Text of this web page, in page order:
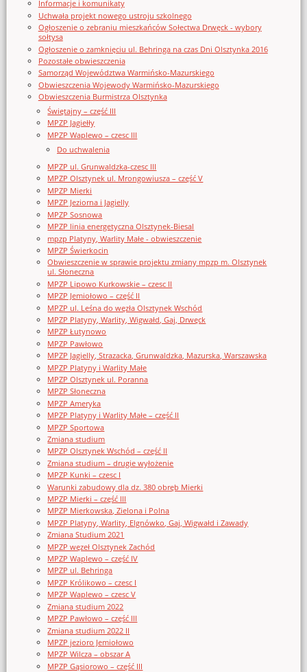
Informacje i komunikaty
Uchwała projekt nowego ustroju szkolnego
Ogłoszenie o zebraniu mieszkańców Sołectwa Drwęck - wybory
sołtysa
Ogłoszenie o zamknięciu ul. Behringa na czas Dni Olsztynka 2016
Pozostałe obwieszczenia
Samorząd Województwa Warmińsko-Mazurskiego
Obwieszczenia Wojewody Warmińsko-Mazurskiego
Obwieszczenia Burmistrza Olsztynka
Świętajny – część III
MPZP Jagiełły
MPZP Waplewo – czesc III
Do uchwalenia
MPZP ul. Grunwaldzka-czesc III
MPZP Olsztynek ul. Mrongowiusza – część V
MPZP Mierki
MPZP Jeziorna i Jagielly
MPZP Sosnowa
MPZP linia energetyczna Olsztynek-Biesal
mpzp Platyny, Warlity Małe - obwieszczenie
MPZP Świerkocin
Obwieszczenie w sprawie projektu zmiany mpzp m. Olsztynek
ul. Słoneczna
MPZP Lipowo Kurkowskie – czesc II
MPZP Jemiołowo – część II
MPZP ul. Leśna do węzła Olsztynek Wschód
MPZP Platyny, Warlity, Wigwałd, Gaj, Drwęck
MPZP Łutynowo
MPZP Pawłowo
MPZP Jagielly, Strazacka, Grunwaldzka, Mazurska, Warszawska
MPZP Platyny i Warlity Małe
MPZP Olsztynek ul. Poranna
MPZP Słoneczna
MPZP Ameryka
MPZP Platyny i Warlity Małe – część II
MPZP Sportowa
Zmiana studium
MPZP Olsztynek Wschód – część II
Zmiana studium – drugie wyłożenie
MPZP Kunki – czesc I
Warunki zabudowy dla dz. 380 obręb Mierki
MPZP Mierki – część III
MPZP Mierkowska, Zielona i Polna
MPZP Platyny, Warlity, Elgnówko, Gaj, Wigwałd i Zawady
Zmiana Studium 2021
MPZP węzeł Olsztynek Zachód
MPZP Waplewo – część IV
MPZP ul. Behringa
MPZP Królikowo – czesc I
MPZP Waplewo – czesc V
Zmiana studium 2022
MPZP Pawłowo – część III
Zmiana studium 2022 II
MPZP jezioro Jemiołowo
MPZP Wilcza – obszar A
MPZP Gąsiorowo – część III